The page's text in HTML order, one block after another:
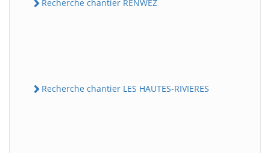
Recherche chantier RENWEZ
Recherche chantier LES HAUTES-RIVIERES